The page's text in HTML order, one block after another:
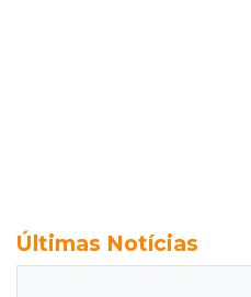
Últimas Notícias